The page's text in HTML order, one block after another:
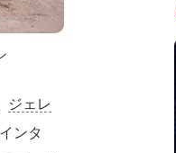
ジェレ
ンタ